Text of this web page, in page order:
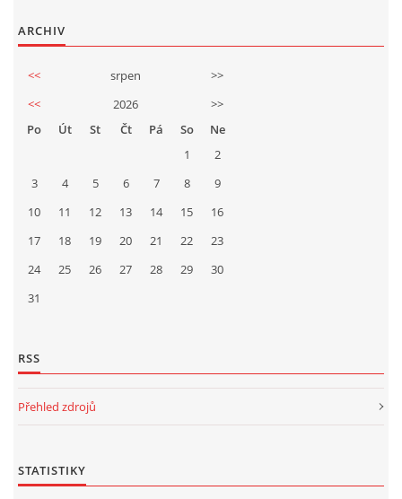
ARCHIV
<< srpen
>>
<<
2026
>>
Po
Út St Čt Pá So
Ne
1
2
3
4 5 6 7 8
9
10
11 12 13 14 15
16
17
18 19 20 21 22
23
24
25 26 27 28 29
30
31
RSS
Přehled zdrojů
STATISTIKY